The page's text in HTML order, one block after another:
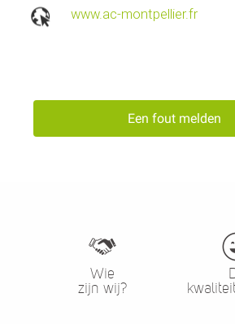
www.ac-montpellier.fr
Een fout melden
Wie
zijn wij?